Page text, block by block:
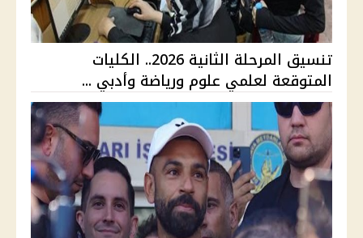
تنسيق المرحلة الثانية 2026.. الكليات
المتوقعة لعلمي علوم ورياضة وأدبي ...